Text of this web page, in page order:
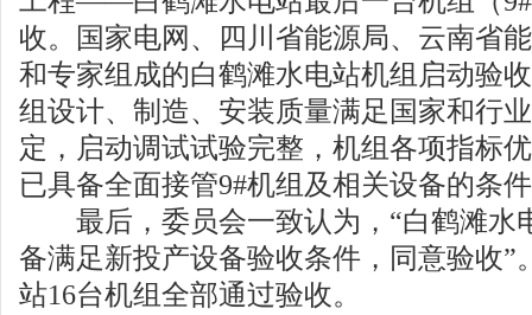
收。国家电网、四川省能源局、云南省
和专家组成的白鹤滩水电站机组启动验
组设计、制造、安装质量满足国家和行
定，启动调试试验完整，机组各项指标
已具备全面接管9#机组及相关设备的条
最后，委员会一致认为，“白鹤滩水
备满足新投产设备验收条件，同意验收”
站16台机组全部通过验收。